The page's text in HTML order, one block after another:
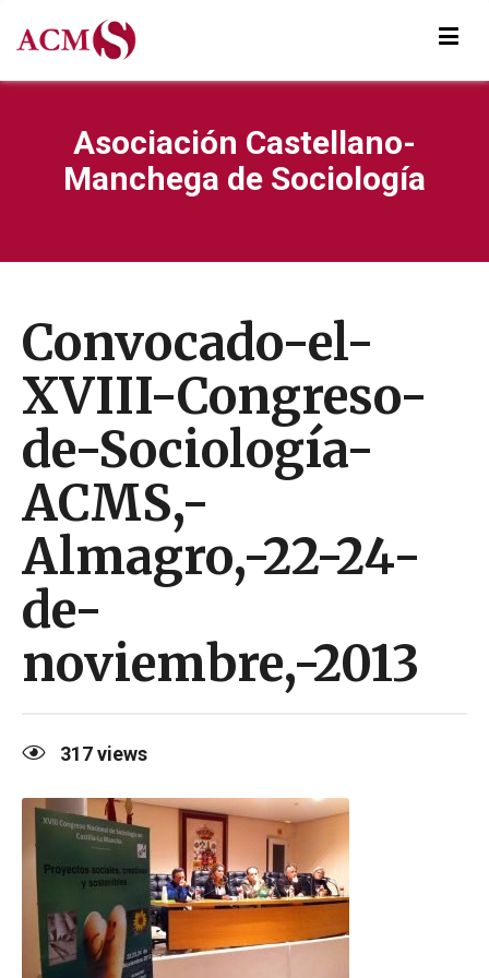
Asociación Castellano-
Manchega de Sociología
Convocado-el-
XVIII-Congreso-
de-Sociología-
ACMS,-
Almagro,-22-24-
de-
noviembre,-2013
317views